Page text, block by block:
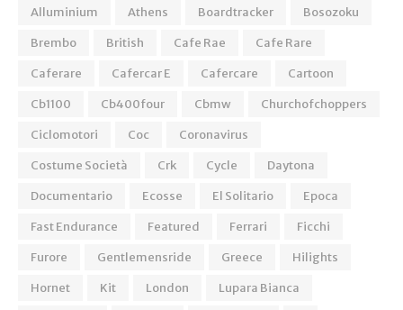
Alluminium
Athens Boardtracker
Bosozoku
Brembo
British Cafe Rae
Cafe Rare
Caferare
Cafercar E Cafercare
Cartoon
Cb1100
Cb400four Cbmw
Churchofchoppers
Ciclomotori
Coc
Coronavirus
Costume Società
Crk Cycle
Daytona
Documentario
Ecosse El Solitario
Epoca
Fast Endurance
Featured Ferrari
Ficchi
Furore
Gentlemensride Greece
Hilights
Hornet
Kit London
Lupara Bianca